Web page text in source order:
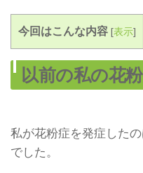
今回はこんな内容 [表示]
以前の私の花
私が花粉症を発症した
でした。